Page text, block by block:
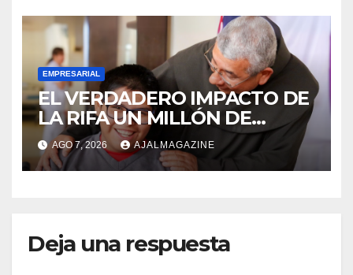
EMPRESARIAL
EL VERDADERO IMPACTO DE
LA RIFA UN MILLÓN DE
AMIGOS HOY POR TI,
MAÑANA POR MÍ
AGO 7, 2026 AJALMAGAZINE
Deja una respuesta